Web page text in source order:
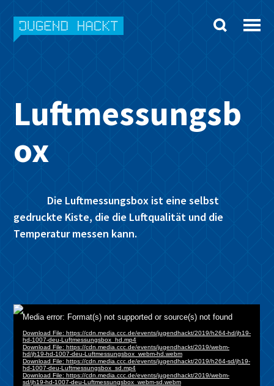
Skip
to
Luftmessungsb
ox
Die Luftmessungsbox ist eine selbst
gedruckte Kiste, die die Luftqualität und die
Temperatur messen kann.